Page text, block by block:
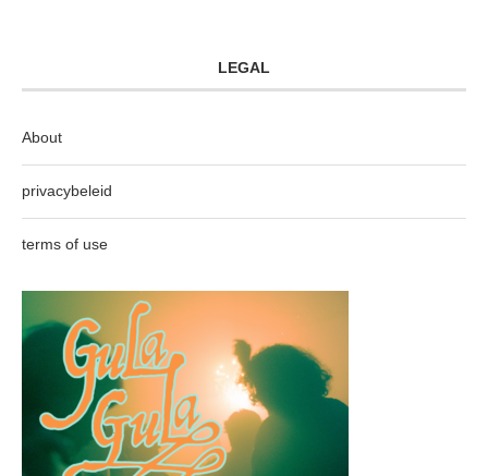
LEGAL
About
privacybeleid
terms of use